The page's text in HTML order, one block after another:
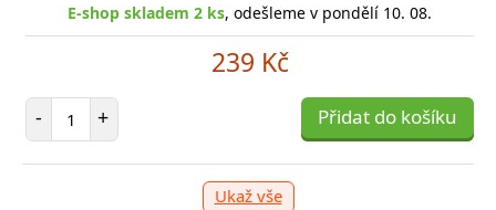
E-shop skladem 2 ks, odešleme v pondělí 10. 08.
239 Kč
- Počet položek
+ Přidat do košíku
Ukaž vše